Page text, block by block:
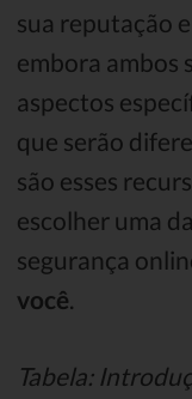
sua reputação
embora ambos
aspectos
que serão
são esses
escolher uma
segurança
você.
Tabela: